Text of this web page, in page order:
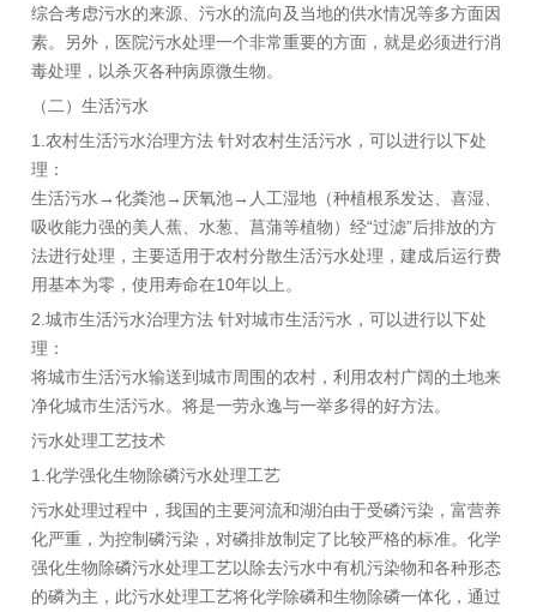
综合考虑污水的来源、污水的流向及当地的供水情况等多方面因
素。另外，医院污水处理一个非常重要的方面，就是必须进行消
毒处理，以杀灭各种病原微生物。
（二）生活污水
1.农村生活污水治理方法 针对农村生活污水，可以进行以下处
理：
生活污水→化粪池→厌氧池→人工湿地（种植根系发达、喜湿、
吸收能力强的美人蕉、水葱、菖蒲等植物）经“过滤”后排放的方
法进行处理，主要适用于农村分散生活污水处理，建成后运行费
用基本为零，使用寿命在10年以上。
2.城市生活污水治理方法 针对城市生活污水，可以进行以下处
理：
将城市生活污水输送到城市周围的农村，利用农村广阔的土地来
净化城市生活污水。将是一劳永逸与一举多得的好方法。
污水处理工艺技术
1.化学强化生物除磷污水处理工艺
污水处理过程中，我国的主要河流和湖泊由于受磷污染，富营养
化严重，为控制磷污染，对磷排放制定了比较严格的标准。化学
强化生物除磷污水处理工艺以除去污水中有机污染物和各种形态
的磷为主，此污水处理工艺将化学除磷和生物除磷一体化，通过